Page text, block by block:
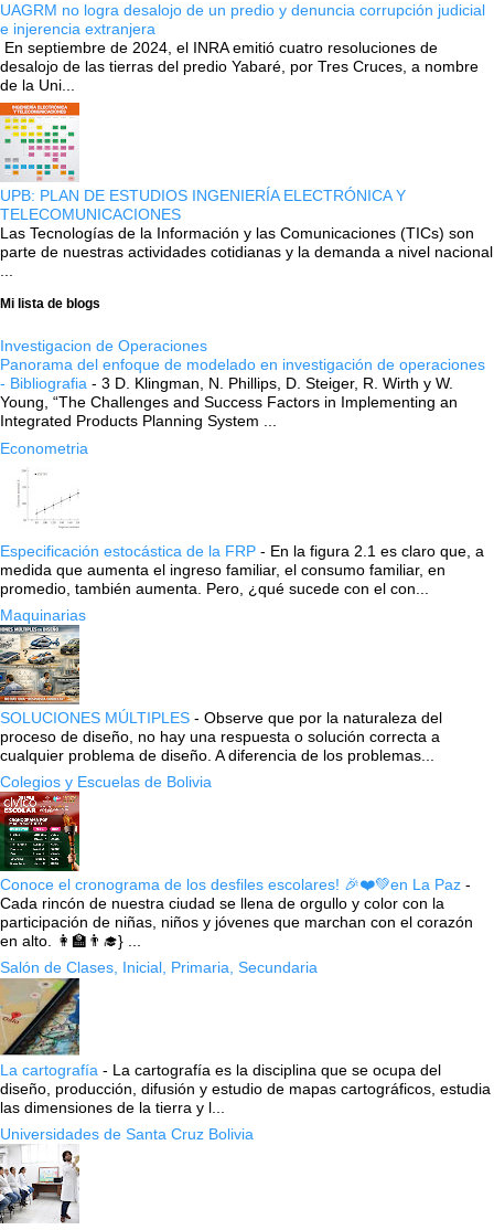
UAGRM no logra desalojo de un predio y denuncia corrupción judicial
e injerencia extranjera
En septiembre de 2024, el INRA emitió cuatro resoluciones de
desalojo de las tierras del predio Yabaré, por Tres Cruces, a nombre
de la Uni...
UPB: PLAN DE ESTUDIOS INGENIERÍA ELECTRÓNICA Y
TELECOMUNICACIONES
Las Tecnologías de la Información y las Comunicaciones (TICs) son
parte de nuestras actividades cotidianas y la demanda a nivel nacional
...
Mi lista de blogs
Investigacion de Operaciones
Panorama del enfoque de modelado en investigación de operaciones
- Bibliografia - 3 D. Klingman, N. Phillips, D. Steiger, R. Wirth y W.
Young, “The Challenges and Success Factors in Implementing an
Integrated Products Planning System ...
Econometria
Especificación estocástica de la FRP - En la figura 2.1 es claro que, a
medida que aumenta el ingreso familiar, el consumo familiar, en
promedio, también aumenta. Pero, ¿qué sucede con el con...
Maquinarias
SOLUCIONES MÚLTIPLES - Observe que por la naturaleza del
proceso de diseño, no hay una respuesta o solución correcta a
cualquier problema de diseño. A diferencia de los problemas...
Colegios y Escuelas de Bolivia
Conoce el cronograma de los desfiles escolares! 🎉❤️💚en La Paz -
Cada rincón de nuestra ciudad se llena de orgullo y color con la
participación de niñas, niños y jóvenes que marchan con el corazón
en alto. 👩‍🏫👨‍🎓} ...
Salón de Clases, Inicial, Primaria, Secundaria
La cartografía - La cartografía es la disciplina que se ocupa del
diseño, producción, difusión y estudio de mapas cartográficos, estudia
las dimensiones de la tierra y l...
Universidades de Santa Cruz Bolivia